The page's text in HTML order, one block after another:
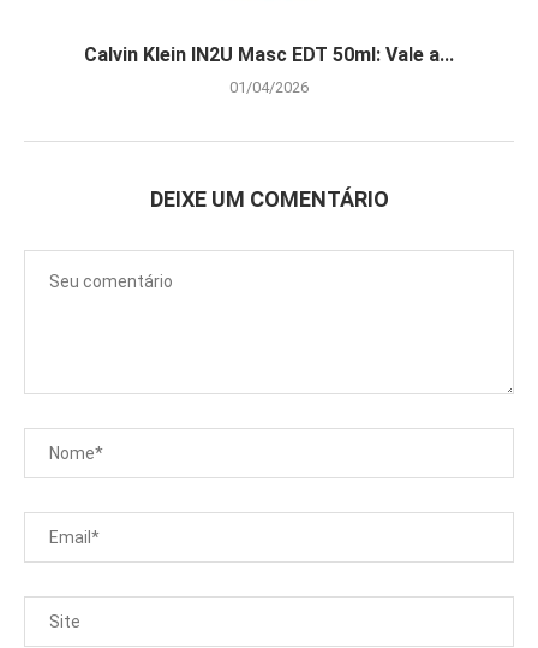
Calvin Klein IN2U Masc EDT 50ml: Vale a...
01/04/2026
DEIXE UM COMENTÁRIO